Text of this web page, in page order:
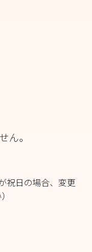
ん。
祝日の場合、変更